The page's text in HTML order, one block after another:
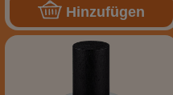
Hinzufügen